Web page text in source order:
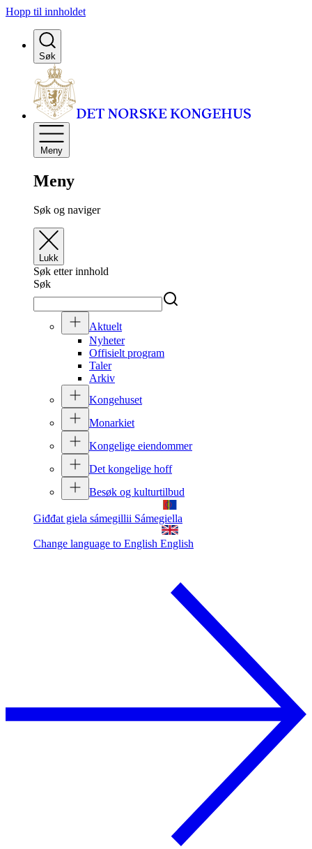
Hopp til innholdet
Søk
Meny
Meny
Søk og naviger
Lukk
Søk etter innhold
Søk
Aktuelt
Nyheter
Offisielt program
Taler
Arkiv
Kongehuset
Monarkiet
Kongelige eiendommer
Det kongelige hoff
Besøk og kulturtilbud
Giđđat giela sámegillii Sámegiella
Change language to English English